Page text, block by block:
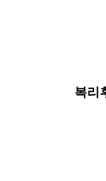
복리